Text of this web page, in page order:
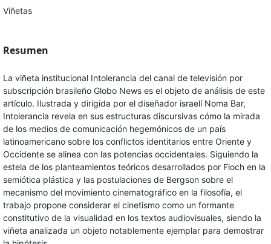
Viñetas
Resumen
La viñeta institucional Intolerancia del canal de televisión por
subscripción brasileño Globo News es el objeto de análisis de este
artículo. Ilustrada y dirigida por el diseñador israelí Noma Bar,
Intolerancia revela en sus estructuras discursivas cómo la mirada
de los medios de comunicación hegemónicos de un país
latinoamericano sobre los conflictos identitarios entre Oriente y
Occidente se alinea con las potencias occidentales. Siguiendo la
estela de los planteamientos teóricos desarrollados por Floch en la
semiótica plástica y las postulaciones de Bergson sobre el
mecanismo del movimiento cinematográfico en la filosofía, el
trabajo propone considerar el cinetismo como un formante
constitutivo de la visualidad en los textos audiovisuales, siendo la
viñeta analizada un objeto notablemente ejemplar para demostrar